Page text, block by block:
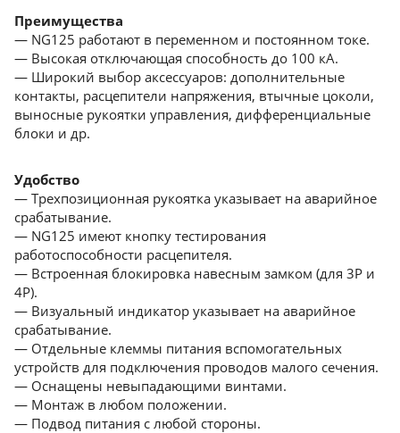
Преимущества
— NG125 работают в переменном и постоянном токе.
— Высокая отключающая способность до 100 кА.
— Широкий выбор аксессуаров: дополнительные
контакты, расцепители напряжения, втычные цоколи,
выносные рукоятки управления, дифференциальные
блоки и др.
Удобство
— Трехпозиционная рукоятка указывает на аварийное
срабатывание.
— NG125 имеют кнопку тестирования
работоспособности расцепителя.
— Встроенная блокировка навесным замком (для 3Р и
4Р).
— Визуальный индикатор указывает на аварийное
срабатывание.
— Отдельные клеммы питания вспомогательных
устройств для подключения проводов малого сечения.
— Оснащены невыпадающими винтами.
— Монтаж в любом положении.
— Подвод питания с любой стороны.